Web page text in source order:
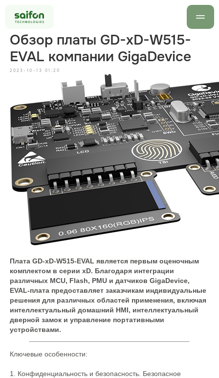
+7 499
Оставить заявку
Обзор платы GD-xD-W515-
EVAL компании GigaDevice
2023-10-13 01:20
Плата GD-xD-W515-EVAL является первым оценочным
комплектом в серии xD. Благодаря интеграции
различных MCU, Flash, PMU и датчиков GigaDevice,
EVAL-плата предоставляет заказчикам индивидуальные
решения для различных областей применения, включая
интеллектуальный домашний HMI, интеллектуальный
дверной замок и управление портативными
устройствами.
Ключевые особенности:
1. Конфиденциальность и безопасность. Безопасное